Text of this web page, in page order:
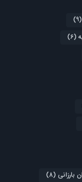
(9)
(6)
بارزانی (8)